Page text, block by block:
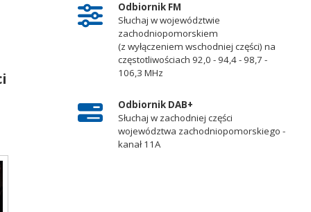
Odbiornik FM
Słuchaj w województwie
zachodniopomorskiem
(z wyłączeniem wschodniej części) na
częstotliwościach 92,0 - 94,4 - 98,7 -
106,3 MHz
Odbiornik DAB+
Słuchaj w zachodniej części
województwa zachodniopomorskiego -
kanał 11A